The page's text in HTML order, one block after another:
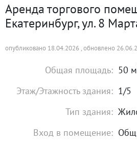
Аренда торгового
Екатеринбург, ул. 8
опубликовано 18.04.2026 , обновлено
Общая площадь: 50 м
Этаж/Этажность здания: 1/5
Тип здания:
Вход в помещение: